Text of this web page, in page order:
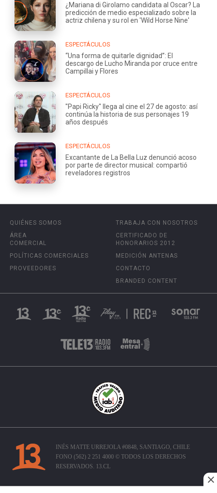
¿Mariana di Girolamo candidata al Oscar? La
predicción de medio especializado sobre la
actriz chilena y su rol en 'Wild Horse Nine'
ESPECTÁCULOS
“Una forma de quitarle dignidad”: El
descargo de Lucho Miranda por cruce entre
Campillai y Flores
ESPECTÁCULOS
"Papi Ricky" llega al cine el 27 de agosto: así
continúa la historia de sus personajes 19
años después
ESPECTÁCULOS
Excantante de La Bella Luz denunció acoso
por parte de director musical: compartió
reveladores registros
QUIÉNES SOMOS
ÁREA
COMERCIAL
POLÍTICAS COMERCIALES
PROVEEDORES
TRABAJA CON NOSOTROS
CERTIFICADO DE
HONORARIOS 2012
MEDICIÓN ANTENAS
CONTACTO
BRANDED CONTENT
INÉS MATTE URREJOLA #0848, SANTIAGO, CHILE
FONO (562) 2 251 4000 © TODOS LOS DERECHOS
RESERVADOS. 13.CL